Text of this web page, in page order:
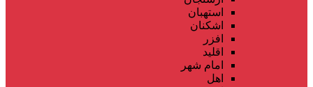
استهبان
اشکنان
افزر
اقلید
امام شهر
اهل